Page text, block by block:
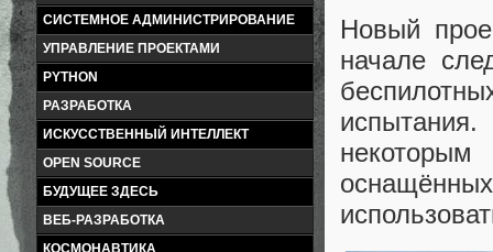
СИСТЕМНОЕ АДМИНИСТРИРОВАНИЕ
УПРАВЛЕНИЕ ПРОЕКТАМИ
PYTHON
РАЗРАБОТКА
ИСКУССТВЕННЫЙ ИНТЕЛЛЕКТ
OPEN SOURCE
БУДУЩЕЕ ЗДЕСЬ
ВЕБ-РАЗРАБОТКА
КОСМОНАВТИКА
Новый
начале